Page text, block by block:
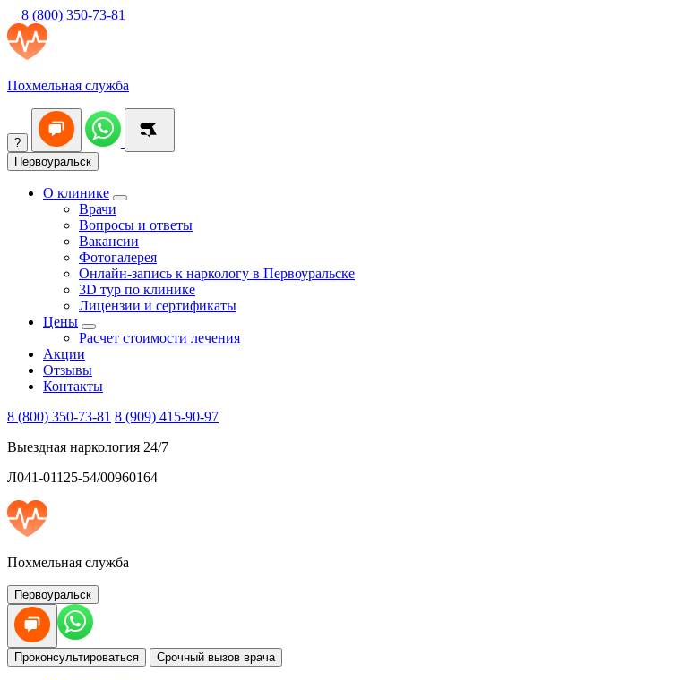
8 (800) 350-73-81
Похмельная служба
?
Первоуральск
О клинике
Врачи
Вопросы и ответы
Вакансии
Фотогалерея
Онлайн-запись к наркологу в Первоуральске
3D тур по клинике
Лицензии и сертификаты
Цены
Расчет стоимости лечения
Акции
Отзывы
Контакты
8 (800) 350-73-81 8 (909) 415-90-97
Выездная наркология 24/7
Л041-01125-54/00960164
Похмельная служба
Первоуральск
Проконсультироваться Срочный вызов врача